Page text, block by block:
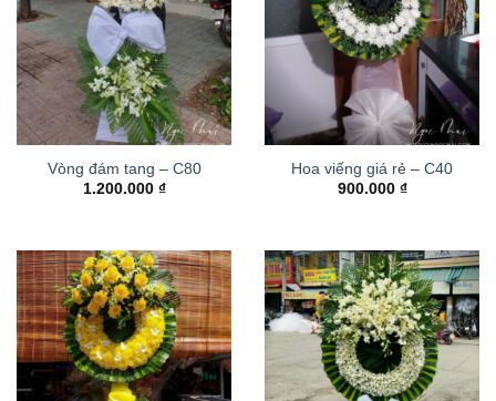
Vòng đám tang – C80
1.200.000 ₫
Hoa viếng giá rẻ – C40
900.000 ₫